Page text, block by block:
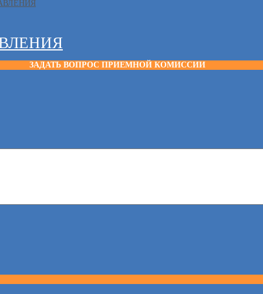
ЗАДАТЬ ВОПРОС ПРИЕМНОЙ КОМИССИИ